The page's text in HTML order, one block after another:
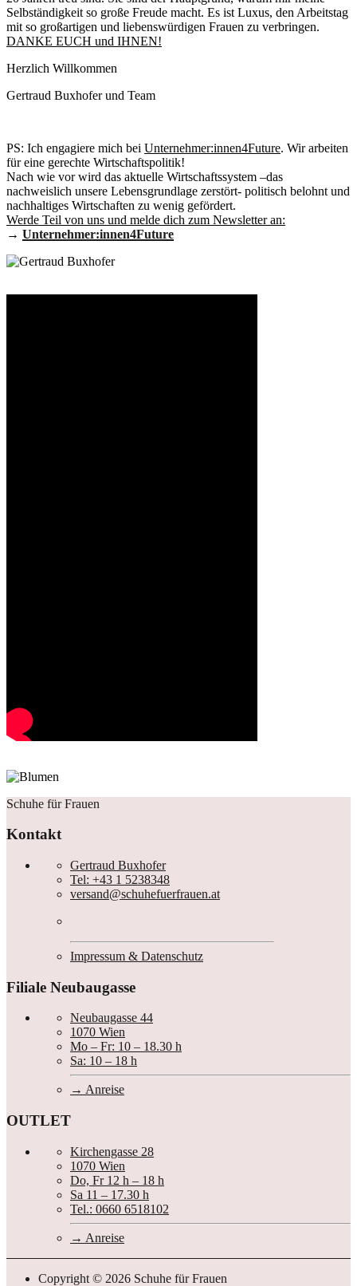
Selbständigkeit so große Freude macht. Es ist Luxus, den Arbeitstag
mit so großartigen und liebenswürdigen Frauen zu verbringen.
DANKE EUCH und IHNEN!
Herzlich Willkommen
Gertraud Buxhofer und Team
PS: Ich engagiere mich bei Unternehmer:innen4Future. Wir arbeiten
für eine gerechte Wirtschaftspolitik!
Nach wie vor wird das aktuelle Wirtschaftssystem –das
nachweislich unsere Lebensgrundlage zerstört- politisch belohnt und
nachhaltiges Wirtschaften zu wenig gefördert.
Werde Teil von uns und melde dich zum Newsletter an:
→ Unternehmer:innen4Future
Schuhe für Frauen
Kontakt
Gertraud Buxhofer
Tel: +43 1 5238348
versand@schuhefuerfrauen.at
Impressum & Datenschutz
Filiale Neubaugasse
Neubaugasse 44
1070 Wien
Mo – Fr: 10 – 18.30 h
Sa: 10 – 18 h
Anreise
OUTLET
Kirchengasse 28
1070 Wien
Do, Fr 12 h – 18 h
Sa 11 – 17.30 h
Tel.: 0660 6518102
Anreise
Copyright © 2026 Schuhe für Frauen